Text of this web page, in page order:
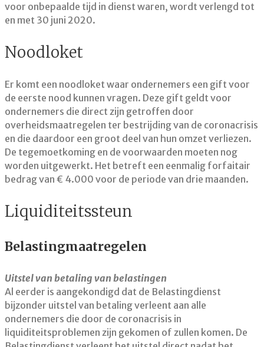
voor onbepaalde tijd in dienst waren, wordt verlengd tot
en met 30 juni 2020.
Noodloket
Er komt een noodloket waar ondernemers een gift voor
de eerste nood kunnen vragen. Deze gift geldt voor
ondernemers die direct zijn getroffen door
overheidsmaatregelen ter bestrijding van de coronacrisis
en die daardoor een groot deel van hun omzet verliezen.
De tegemoetkoming en de voorwaarden moeten nog
worden uitgewerkt. Het betreft een eenmalig forfaitair
bedrag van € 4.000 voor de periode van drie maanden.
Liquiditeitssteun
Belastingmaatregelen
Uitstel van betaling van belastingen
Al eerder is aangekondigd dat de Belastingdienst
bijzonder uitstel van betaling verleent aan alle
ondernemers die door de coronacrisis in
liquiditeitsproblemen zijn gekomen of zullen komen. De